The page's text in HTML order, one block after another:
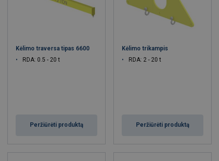
Prisijungti / Registruotis
Kėlimo traversa tipas 6600
RDA: 0.5 - 20 t
Peržiūrėti produktą
Kėlimo trikampis
RDA: 2 - 20 t
Peržiūrėti produktą